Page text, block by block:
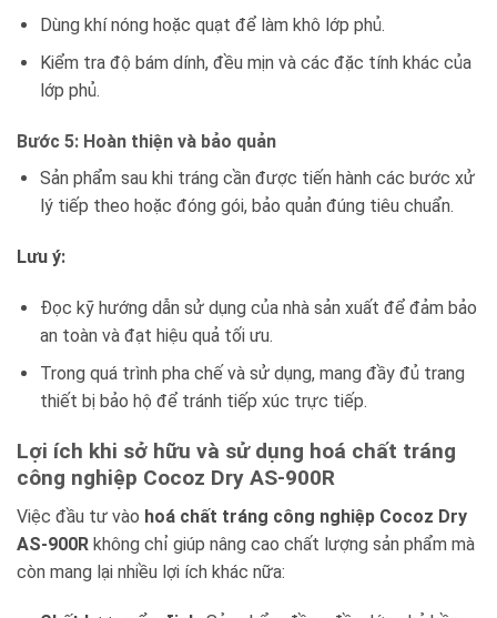
Dùng khí nóng hoặc quạt để làm khô lớp phủ.
Kiểm tra độ bám dính, đều mịn và các đặc tính khác của
lớp phủ.
Bước 5: Hoàn thiện và bảo quản
Sản phẩm sau khi tráng cần được tiến hành các bước xử
lý tiếp theo hoặc đóng gói, bảo quản đúng tiêu chuẩn.
Lưu ý:
Đọc kỹ hướng dẫn sử dụng của nhà sản xuất để đảm bảo
an toàn và đạt hiệu quả tối ưu.
Trong quá trình pha chế và sử dụng, mang đầy đủ trang
thiết bị bảo hộ để tránh tiếp xúc trực tiếp.
Lợi ích khi sở hữu và sử dụng hoá chất tráng
công nghiệp Cocoz Dry AS-900R
Việc đầu tư vào hoá chất tráng công nghiệp Cocoz Dry
AS-900R không chỉ giúp nâng cao chất lượng sản phẩm mà
còn mang lại nhiều lợi ích khác nữa: